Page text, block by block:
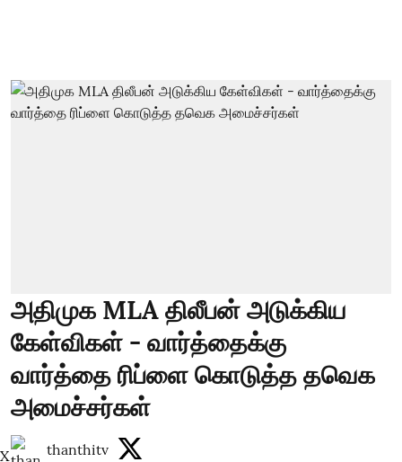
அதிமுக MLA திலீபன் அடுக்கிய
கேள்விகள் - வார்த்தைக்கு
வார்த்தை ரிப்ளை கொடுத்த தவெக
அமைச்சர்கள்
thanthitv
X